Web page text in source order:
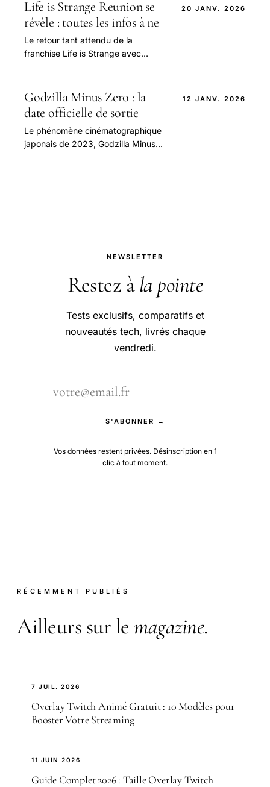
promettent de ravir.
Life is Strange Reunion se
révèle : toutes les infos à ne
Le retour tant attendu de la
franchise Life is Strange avec
la scène vidéoludique.
20 JANV. 2026
Godzilla Minus Zero : la
date officielle de sortie
Le phénomène cinématographique
japonais de 2023, Godzilla Minus
12 JANV. 2026
NEWSLETTER
Restez à la pointe
Tests exclusifs, comparatifs et
nouveautés tech, livrés chaque
vendredi.
S'ABONNER →
Vos données restent privées. Désinscription en 1
clic à tout moment.
RÉCEMMENT PUBLIÉS
Ailleurs sur le magazine.
7 JUIL. 2026
Overlay Twitch Animé Gratuit : 10 Modèles pour
Booster Votre Streaming
11 JUIN 2026
Guide Complet 2026 : Taille Overlay Twitch